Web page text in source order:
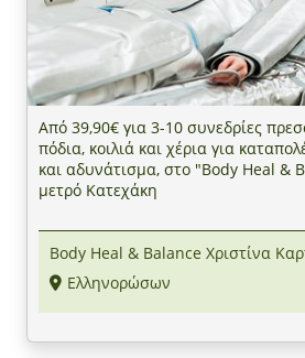
Από 39,90€ για 3-10 συνεδρίες
πόδια, κοιλιά και χέρια για
και αδυνάτισμα, στο "Body Heal &
μετρό Κατεχάκη
Body Heal & Balance Χριστίνα
Ελληνορώσων